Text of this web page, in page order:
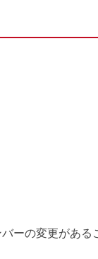
ーの変更がある